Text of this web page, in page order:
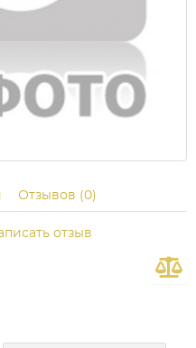
Отзывов (0)
отзыв